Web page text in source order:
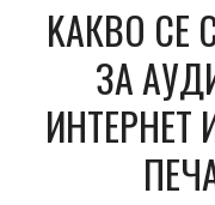
KАКВО СЕ
ЗА
ИНТЕРНЕТ